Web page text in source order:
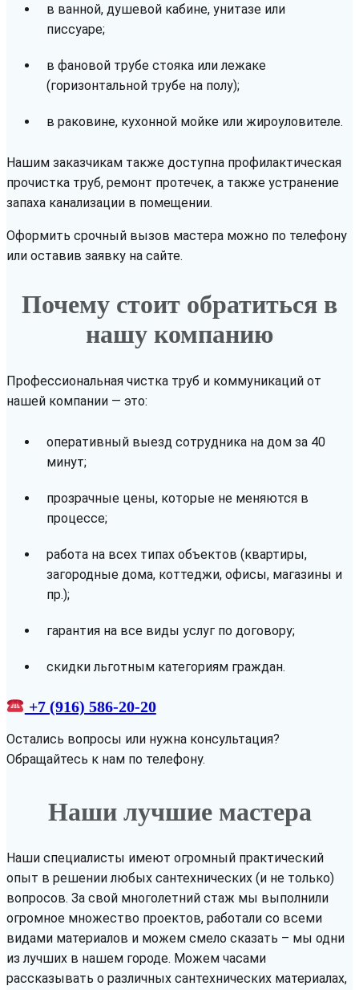
в ванной, душевой кабине, унитазе или
писсуаре;
в фановой трубе стояка или лежаке
(горизонтальной трубе на полу);
в раковине, кухонной мойке или жироуловителе.
Нашим заказчикам также доступна профилактическая
прочистка труб, ремонт протечек, а также устранение
запаха канализации в помещении.
Оформить срочный вызов мастера можно по телефону
или оставив заявку на сайте.
Почему стоит обратиться в
нашу компанию
Профессиональная чистка труб и коммуникаций от
нашей компании — это:
оперативный выезд сотрудника на дом за 40
минут;
прозрачные цены, которые не меняются в
процессе;
работа на всех типах объектов (квартиры,
загородные дома, коттеджи, офисы, магазины и
пр.);
гарантия на все виды услуг по договору;
скидки льготным категориям граждан.
+7 (916) 586-20-20
Остались вопросы или нужна консультация?
Обращайтесь к нам по телефону.
Наши лучшие мастера
Наши специалисты имеют огромный практический
опыт в решении любых сантехнических (и не только)
вопросов. За свой многолетний стаж мы выполнили
огромное множество проектов, работали со всеми
видами материалов и можем смело сказать – мы одни
из лучших в нашем городе. Можем часами
рассказывать о различных сантехнических материалах,